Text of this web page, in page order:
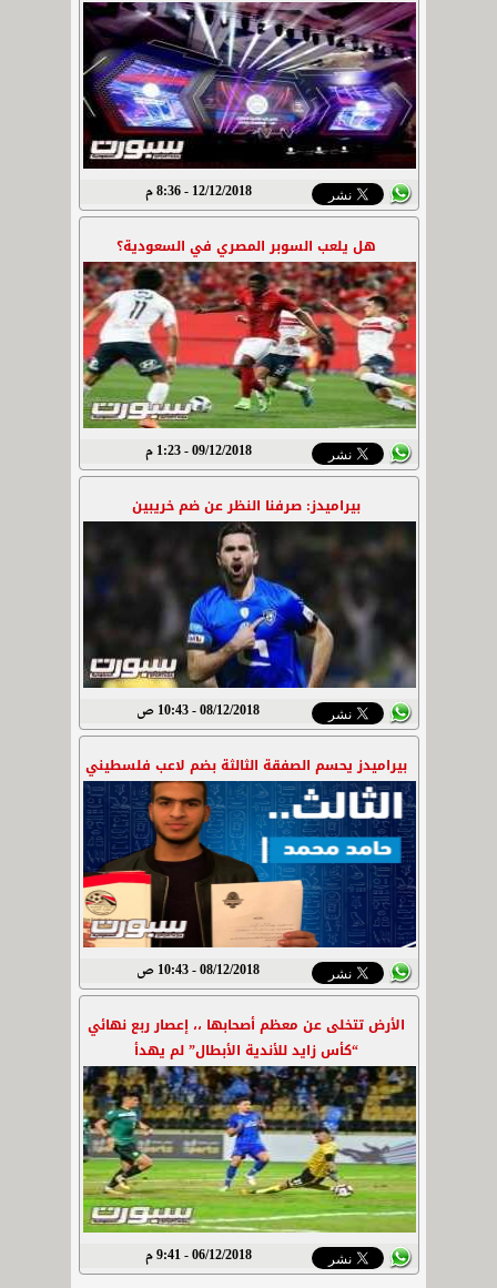
12/12/2018 - 8:36 م
هل يلعب السوبر المصري في السعودية؟
09/12/2018 - 1:23 م
بيراميدز: صرفنا النظر عن ضم خريبين
08/12/2018 - 10:43 ص
بيراميدز يحسم الصفقة الثالثة بضم لاعب فلسطيني
08/12/2018 - 10:43 ص
الأرض تتخلى عن معظم أصحابها ،، إعصار ربع نهائي
“كأس زايد للأندية الأبطال” لم يهدأ
06/12/2018 - 9:41 م